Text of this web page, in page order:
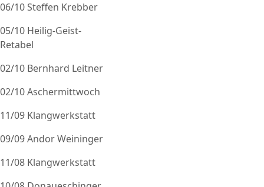
06/10 Steffen Krebber
05/10 Heilig-Geist-
Retabel
02/10 Bernhard Leitner
02/10 Aschermittwoch
11/09 Klangwerkstatt
09/09 Andor Weininger
11/08 Klangwerkstatt